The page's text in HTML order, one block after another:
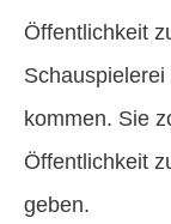
Öffentlichkeit
kommen. Sie
Öffentlichkeit
geben.